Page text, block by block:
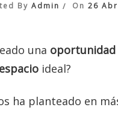
By Admin On 26
una oportunidad
espacio ideal?
ha planteado en